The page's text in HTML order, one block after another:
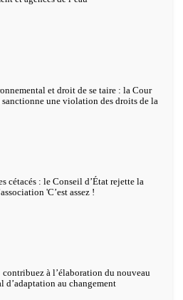
et droit de se taire : la Cour
sanctionne une violation des droits de la
cétacés : le Conseil d’État rejette la
'C’est assez !
contribuez à l’élaboration du nouveau
d’adaptation au changement